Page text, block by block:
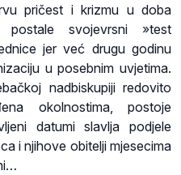
pričest i krizmu u doba
svojevrsni »test
jer već drugu godinu
u posebnim uvjetima.
nadbiskupiji redovito
okolnostima, postoje
datumi slavlja podjele
i njihove obitelji mjesecima